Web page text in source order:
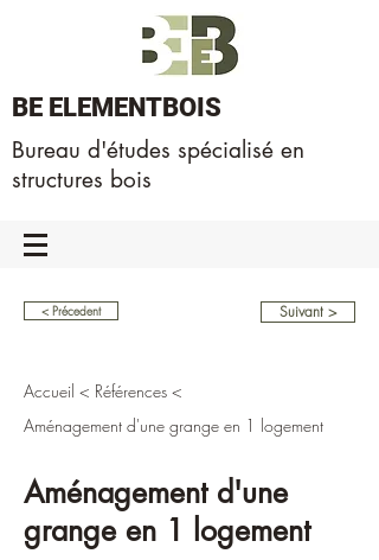
BE ELEMENTBOIS
Bureau d'études spécialisé en
structures bois
< Précedent Suivant >
Accueil < Références <
Aménagement d'une grange en 1 logement
Aménagement d'une
grange en 1 logement